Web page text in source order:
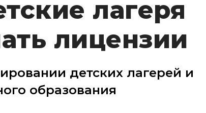
лагеря
лицензии
детских лагерей и
образования